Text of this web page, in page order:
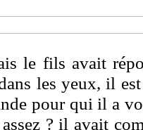
le fils avait
les yeux, il
pour qui il a
? il avait